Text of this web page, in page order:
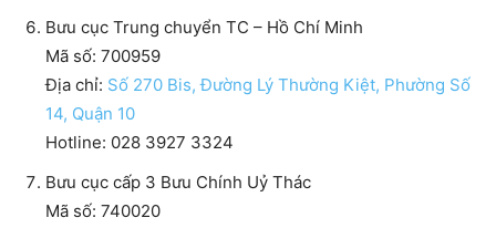
Bưu cục Trung chuyển TC – Hồ Chí Minh
Mã số: 700959
Địa chỉ: Số 270 Bis, Đường Lý Thường Kiệt, Phường Số
14, Quận 10
Hotline: 028 3927 3324
Bưu cục cấp 3 Bưu Chính Uỷ Thác
Mã số: 740020